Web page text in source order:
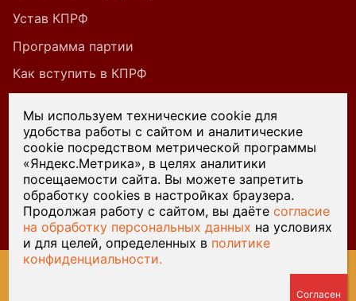
Устав КПРФ
Программа партии
Как вступить в КПРФ
При цитировании или ином использовании
материалов, опубликованных на страницах
сайта kprf45.ru, ссылка на источник обязательна.
© 2026 Курганский обком КПРФ — Разработка сайтаВеб-
Мы используем технические cookie для
удобства работы с сайтом и аналитические
cookie посредством метрической программы
«Яндекс.Метрика», в целях аналитики
посещаемости сайта. Вы можете запретить
обработку cookies в настройках браузера.
Продолжая работу с сайтом, вы даётесогласие
на обработку персональных данных на условиях
и для целей, определенных в политике
конфиденциальности.